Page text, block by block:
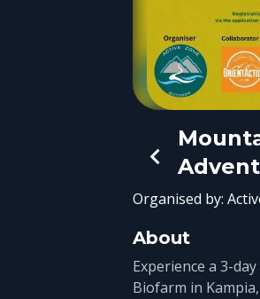
Organised by:
About
Experience a 3-
Biofarm in Kampia,